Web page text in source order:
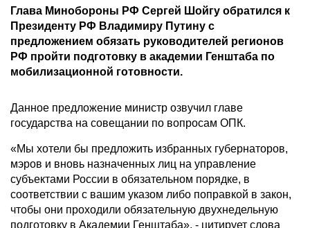
Глава Минобороны РФ Сергей Шойгу обратился к
Президенту РФ Владимиру Путину с
предложением обязать руководителей регионов
РФ пройти подготовку в академии Генштаба по
мобилизационной готовности.
Данное предложение министр озвучил главе
государства на совещании по вопросам ОПК.
«Мы хотели бы предложить избранных губернаторов,
мэров и вновь назначенных лиц на управление
субъектами России в обязательном порядке, в
соответствии с вашим указом либо поправкой в закон,
чтобы они проходили обязательную двухнедельную
подготовку в Академии Генштаба», - цитирует слова